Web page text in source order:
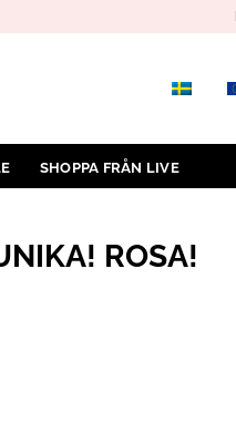
SHOPPA FRÅN LIVE
ROSA!